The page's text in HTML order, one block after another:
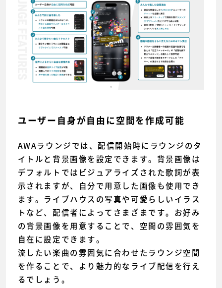
ユーザー自身が自由に空間を作成可能
AWAラウンジでは、配信開始時にラウンジのタ
イトルと背景画像を設定できます。背景画像は
デフォルトではビジュアライズされた歌詞が表
示されますが、自分で用意した画像も使用でき
ます。ライブハウスの写真や可愛らしいイラス
トなど、配信者によってさまざまです。お好み
の背景画像を用意することで、空間の雰囲気を
自在に設定できます。
流したい楽曲の雰囲気に合わせたラウンジ空間
を作ることで、より魅力的なライブ配信を行え
るでしょう。